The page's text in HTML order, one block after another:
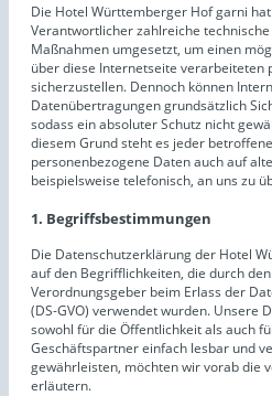
Die Hotel Württemberger Hof garni
Verantwortlicher zahlreiche
Maßnahmen umgesetzt, um einen
über diese Internetseite verarbeiteten
sicherzustellen. Dennoch können
Datenübertragungen grundsätzlich
sodass ein absoluter Schutz nicht
diesem Grund steht es jeder
personenbezogene Daten auch auf
beispielsweise telefonisch, an uns zu
1. Begriffsbestimmungen
Die Datenschutzerklärung der Hotel
auf den Begrifflichkeiten, die durch
Verordnungsgeber beim Erlass der
(DS-GVO) verwendet wurden. Unsere
sowohl für die Öffentlichkeit als auch
Geschäftspartner einfach lesbar und
gewährleisten, möchten wir vorab die
erläutern.